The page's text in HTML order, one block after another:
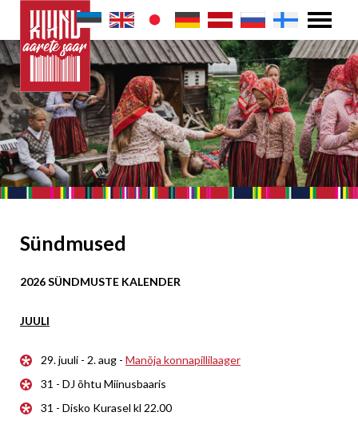
Sündmused
2026 SÜNDMUSTE KALENDER
JUULI
29. juuli - 2. aug - Manõja konnapillilaager
31 - DJ õhtu Miinusbaaris
31 - Disko Kurasel kl 22.00